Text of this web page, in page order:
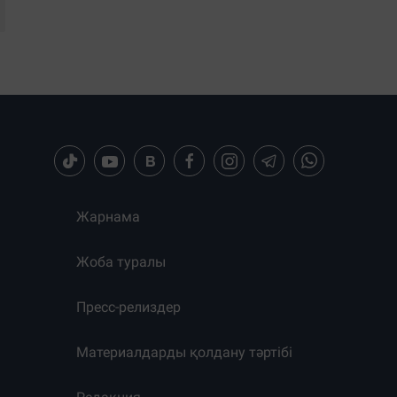
Жарнама
Жоба туралы
Пресс-релиздер
Материалдарды қолдану тәртібі